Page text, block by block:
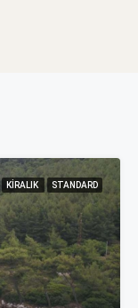
KIRALIK STANDARD